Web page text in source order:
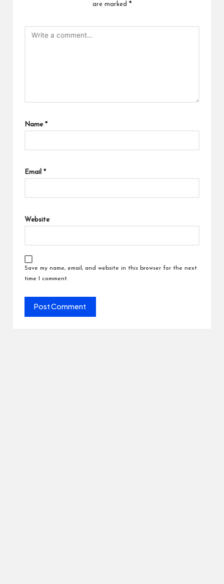
are marked *
Name *
Email *
Website
Save my name, email, and website in this browser for the next
time I comment.